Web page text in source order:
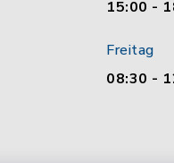
15:00 -
Freitag
08:30 -